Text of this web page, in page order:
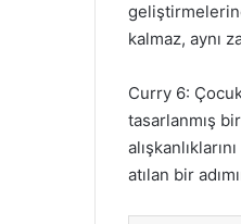
kalmaz, aynı
Curry 6:
tasarlanmış
atılan bir